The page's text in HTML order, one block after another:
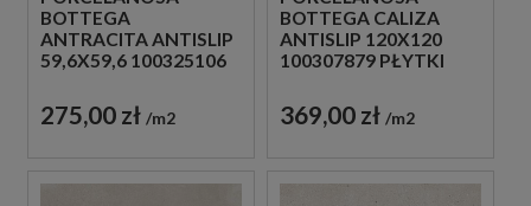
BOTTEGA
ANTRACITA ANTISLIP
59,6X59,6 100325106
GRESOWE
275,00 zł m2
BOTTEGA CALIZA
ANTISLIP 120X120
100307879 PŁYTKI
GRESOWE
369,00 zł m2